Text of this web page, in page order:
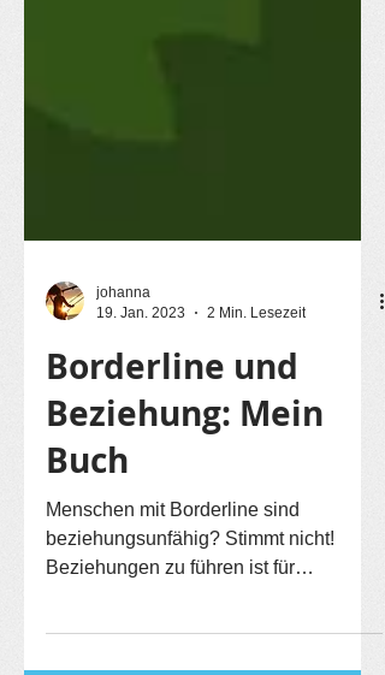
19. Jan. 2023
2 Min. Lesezeit
Borderline und
Beziehung: Mein
Buch
Menschen mit Borderline sind
beziehungsunfähig? Stimmt nicht!
Menschen mit Borderline und